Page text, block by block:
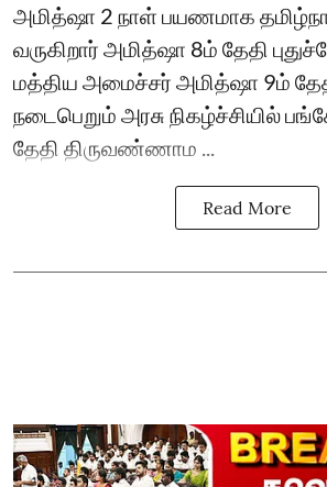
அமித்ஷா 2 நாள் பயணமாக
வருகிறார் அமித்ஷா 8ம் தேதி
மத்திய அமைச்சர் அமித்ஷா 9ம் தேதி
நடைபெறும் அரசு நிகழ்ச்சியில்
தேதி திருவண்ணாம ...
Read More